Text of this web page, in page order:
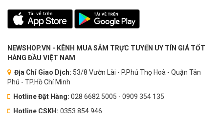
NEWSHOP.VN - KÊNH MUA SẮM TRỰC TUYẾN UY TÍN GIÁ TỐT
HÀNG ĐẦU VIỆT NAM
Địa Chỉ Giao Dịch: 53/8 Vườn Lài - P.Phú Thọ Hoà - Quận Tân
Phú - TP.Hồ Chí Minh
Hotline Đặt Hàng: 028 6682 5005 - 0909 354 135
Hotline CSKH: 0353.854.946